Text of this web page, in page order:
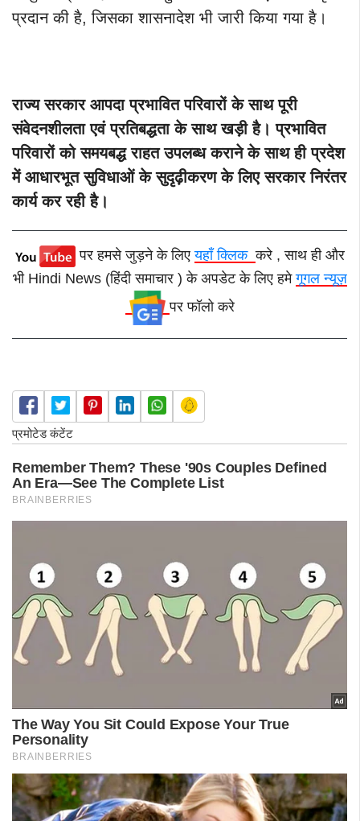
प्रदान की है, जिसका शासनादेश भी जारी किया गया है।
राज्य सरकार आपदा प्रभावित परिवारों के साथ पूरी
संवेदनशीलता एवं प्रतिबद्धता के साथ खड़ी है। प्रभावित
परिवारों को समयबद्ध राहत उपलब्ध कराने के साथ ही प्रदेश
में आधारभूत सुविधाओं के सुदृढ़ीकरण के लिए सरकार निरंतर
कार्य कर रही है।
पर हमसे जुड़ने के लिएयहाँ क्लिककरे , साथ ही और
भी Hindi News (हिंदी समाचार ) के अपडेट के लिए हमेगूगल न्यूज़
पर फॉलो करे